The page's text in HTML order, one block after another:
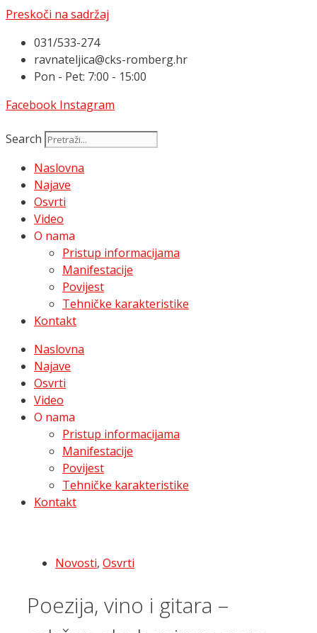
Preskoči na sadržaj
031/533-274
ravnateljica@cks-romberg.hr
Pon - Pet: 7:00 - 15:00
Facebook Instagram
Search
Naslovna
Najave
Osvrti
Video
O nama
Pristup informacijama
Manifestacije
Povijest
Tehničke karakteristike
Kontakt
Naslovna
Najave
Osvrti
Video
O nama
Pristup informacijama
Manifestacije
Povijest
Tehničke karakteristike
Kontakt
Novosti, Osvrti
Poezija, vino i gitara –